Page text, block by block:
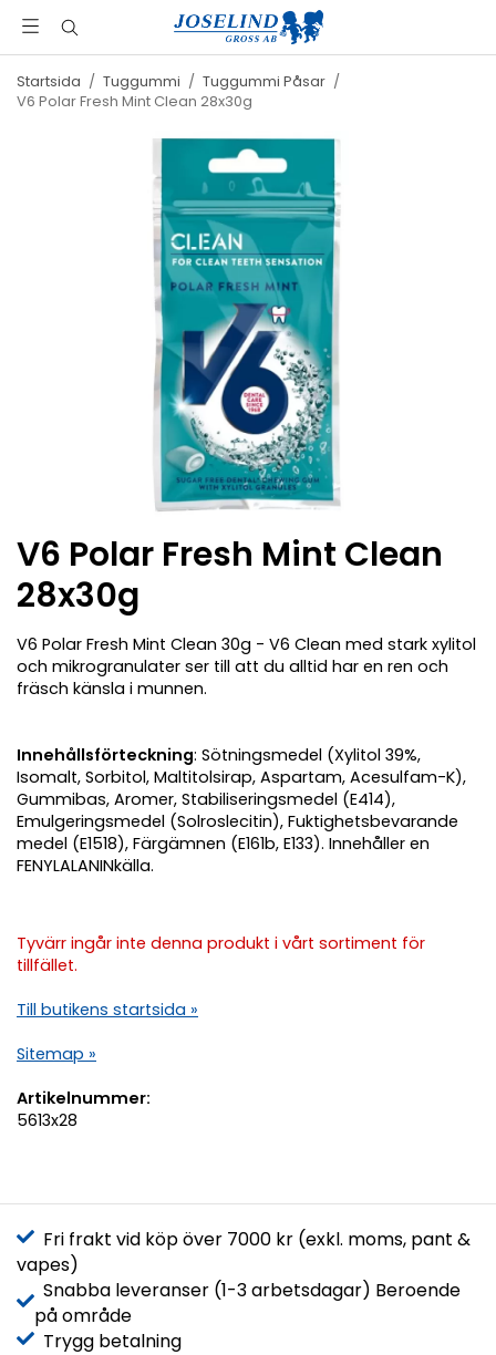
Startsida / Tuggummi / Tuggummi Påsar /
V6 Polar Fresh Mint Clean 28x30g
V6 Polar Fresh Mint Clean
28x30g
V6 Polar Fresh Mint Clean 30g - V6 Clean med stark xylitol
och mikrogranulater ser till att du alltid har en ren och
fräsch känsla i munnen.
Innehållsförteckning: Sötningsmedel (Xylitol 39%,
Isomalt, Sorbitol, Maltitolsirap, Aspartam, Acesulfam-K),
Gummibas, Aromer, Stabiliseringsmedel (E414),
Emulgeringsmedel (Solroslecitin), Fuktighetsbevarande
medel (E1518), Färgämnen (E161b, E133). Innehåller en
FENYLALANINkälla.
Tyvärr ingår inte denna produkt i vårt sortiment för
tillfället.
Till butikens startsida »
Sitemap »
Artikelnummer:
5613x28
Fri frakt vid köp över 7000 kr (exkl. moms, pant &
vapes)
Snabba leveranser (1-3 arbetsdagar) Beroende
på område
Trygg betalning